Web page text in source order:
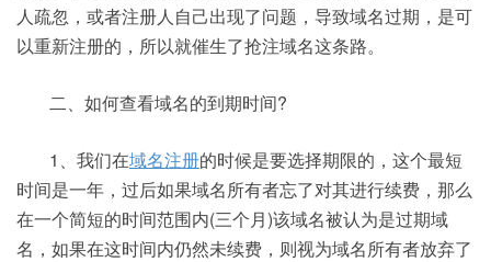
人疏忽，或者注册人自己出现了问题，导致域名过期，是可
以重新注册的，所以就催生了抢注域名这条路。
二、如何查看域名的到期时间?
1、我们在域名注册的时候是要选择期限的，这个最短
时间是一年，过后如果域名所有者忘了对其进行续费，那么
在一个简短的时间范围内(三个月)该域名被认为是过期域
名，如果在这时间内仍然未续费，则视为域名所有者放弃了